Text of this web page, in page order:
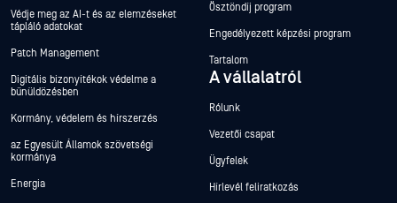
Védje meg az AI-t és az elemzéseket
tápláló adatokat
Patch Management
Digitális bizonyítékok védelme a
bűnüldözésben
Kormány, védelem és hírszerzés
az Egyesült Államok szövetségi
kormánya
Energia
Ösztöndíj program
Engedélyezett képzési program
Tartalom
A vállalatról
Rólunk
Vezetői csapat
Ügyfelek
Hírlevél feliratkozás